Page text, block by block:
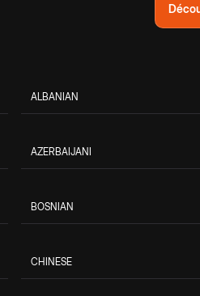
ALBANIAN
AZERBAIJANI
BOSNIAN
CHINESE